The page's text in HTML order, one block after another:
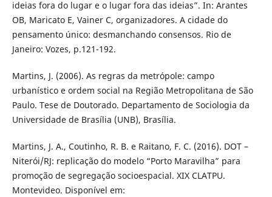
ideias fora do lugar e o lugar fora das ideias”. In: Arantes
OB, Maricato E, Vainer C, organizadores. A cidade do
pensamento único: desmanchando consensos. Rio de
Janeiro: Vozes, p.121-192.
Martins, J. (2006). As regras da metrópole: campo
urbanístico e ordem social na Região Metropolitana de São
Paulo. Tese de Doutorado. Departamento de Sociologia da
Universidade de Brasília (UNB), Brasília.
Martins, J. A., Coutinho, R. B. e Raitano, F. C. (2016). DOT –
Niterói/RJ: replicação do modelo “Porto Maravilha” para
promoção de segregação socioespacial. XIX CLATPU.
Montevideo. Disponível em: